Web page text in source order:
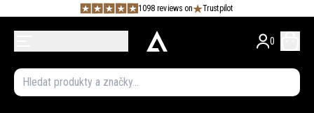
1098 reviews on Trustpilot
0